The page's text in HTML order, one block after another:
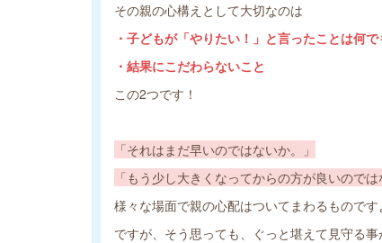
その親の心構えとして大切なのは
・子どもが「やりたい！」と言ったことは何
・結果にこだわらないこと
この2つです！
「それはまだ早いのではないか。」
「もう少し大きくなってからの方が良いのでは
様々な場面で親の心配はついてまわるものです
ですが、そう思っても、ぐっと堪えて見守る事